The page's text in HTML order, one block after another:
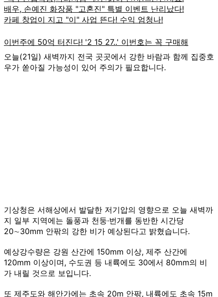
오늘(21일) 새벽까지 전국 곳곳에서 강한 바람과 함께 집중호
우가 쏟아질 가능성이 있어 주의가 필요합니다.
기상청은 서해상에서 발달한 저기압의 영향으로 오늘 새벽까
지 일부 지역에는 돌풍과 천둥·번개를 동반한 시간당
20∼30mm 안팎의 강한 비가 예상된다고 밝혔습니다.
예상강수량은 강원 산간에 150mm 이상, 제주 산간에
120mm 이상이며, 수도권 등 내륙에도 30에서 80mm의 비
가 내릴 것으로 보입니다.
또 제주도와 해안가에는 초속 20m 안팎, 내륙에도 초속 15m